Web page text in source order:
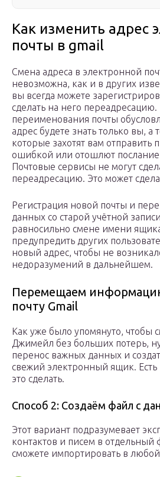
Как изменить адрес
почты в gmail
Смена адреса в электронной
невозможна, как и в других
вы всегда можете
сделать на него
переименования почты
адрес будете знать только вы, а
которые захотят вам отправить
ошибкой или отошлют послание
Почтовые сервисы не могут
переадресацию. Это может
Регистрация новой почты и
данных со старой учётной
равносильно смене имени
предупредить других
новый адрес, чтобы не
недоразумений в дальнейшем.
Перемещаем
почту Gmail
Как уже было упомянуто, чтобы
Джимейл без больших потерь,
перенос важных данных и
свежий электронный ящик. Есть
это сделать.
Способ 2: Создаём файл с
Этот вариант подразумевает
контактов и писем в
сможете импортировать в